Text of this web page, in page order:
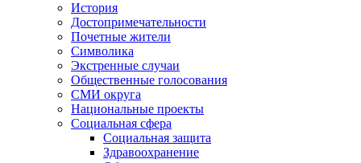
История
Достопримечательности
Почетные жители
Символика
Экстренные случаи
Общественные голосования
СМИ округа
Национальные проекты
Социальная сфера
Социальная защита
Здравоохранение